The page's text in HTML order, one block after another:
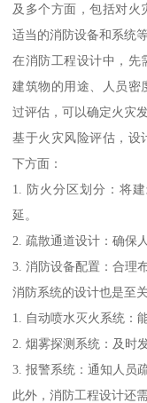
及多个方面，包括对火
适当的消防设备和系统等
在消防工程设计中，先
建筑物的用途、人员密
过评估，可以确定火灾
基于火灾风险评估，设
下方面：
1. 防火分区划分：将
延。
2. 疏散通道设计：确保
3. 消防设备配置：合理
消防系统的设计也是至
1. 自动喷水灭火系统：
2. 烟雾探测系统：及时
3. 报警系统：通知人员
此外，消防工程设计还